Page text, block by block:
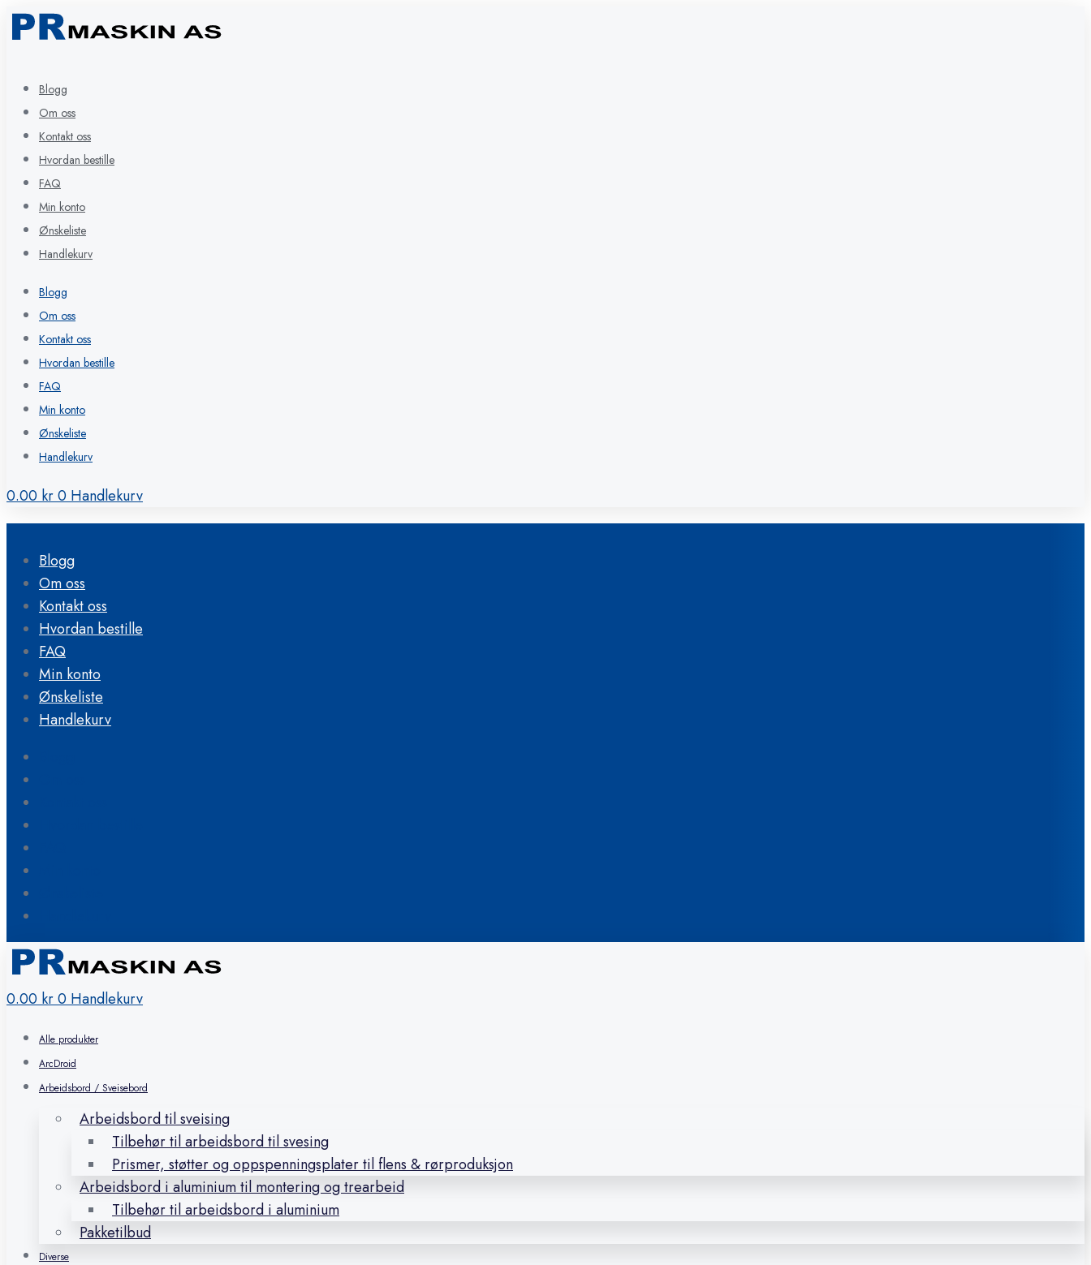
Blogg
Om oss
Kontakt oss
Hvordan bestille
FAQ
Min konto
Ønskeliste
Handlekurv
Blogg
Om oss
Kontakt oss
Hvordan bestille
FAQ
Min konto
Ønskeliste
Handlekurv
0.00kr0Handlekurv
Blogg
Om oss
Kontakt oss
Hvordan bestille
FAQ
Min konto
Ønskeliste
Handlekurv
0.00 kr0 Handlekurv
Alle produkter
ArcDroid
Arbeidsbord / Sveisebord
Arbeidsbord til sveising
Tilbehør til arbeidsbord til svesing
Prismer, støtter og oppspenningsplater til flens & rørproduksjon
Arbeidsbord i aluminium til montering og trearbeid
Tilbehør til arbeidsbord i aluminium
Pakketilbud
Diverse